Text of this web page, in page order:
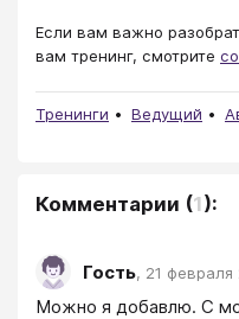
Если вам важно
вам тренинг, смотрите
Тренинги Ведущий
Комментарии (1):
Гость, 21 февраля
Можно я добавлю. С